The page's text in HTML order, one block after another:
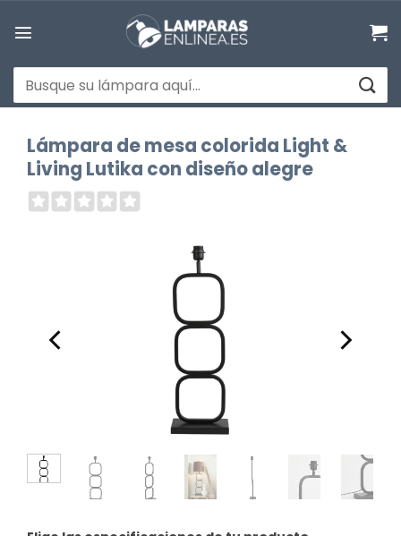
Buscar
por:
Lámpara de mesa colorida Light &
Living Lutika con diseño alegre